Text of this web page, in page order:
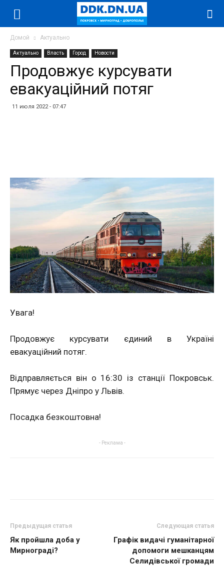
Домой Актуально
Актуально Власть Город Новости
Продовжує курсувати
евакуаційний потяг
11 июля 2022 - 07:47
Увага!
Продовжує курсувати єдиний в Україні
евакуаційний потяг.
Відправляється він о 16:30 із станції Покровськ.
Прямує через Дніпро у Львів.
Посадка безкоштовна!
- Реклама -
Предыдущая статья
Як пройшла доба у
Мирнограді?
Следующая статья
Графік видачі гуманітарної
допомоги мешканцям
Селидівської громади